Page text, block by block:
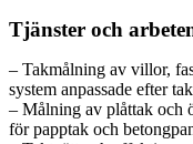
Tjänster och
– Takmålning av villor,
system anpassade efter
– Målning av plåttak och
för papptak och